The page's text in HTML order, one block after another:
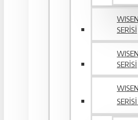
SERİSİ
SERİSİ
SERİSİ